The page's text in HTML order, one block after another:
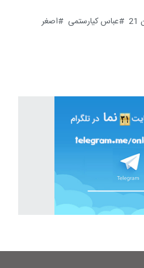
عباس کیارستمی
اصغر